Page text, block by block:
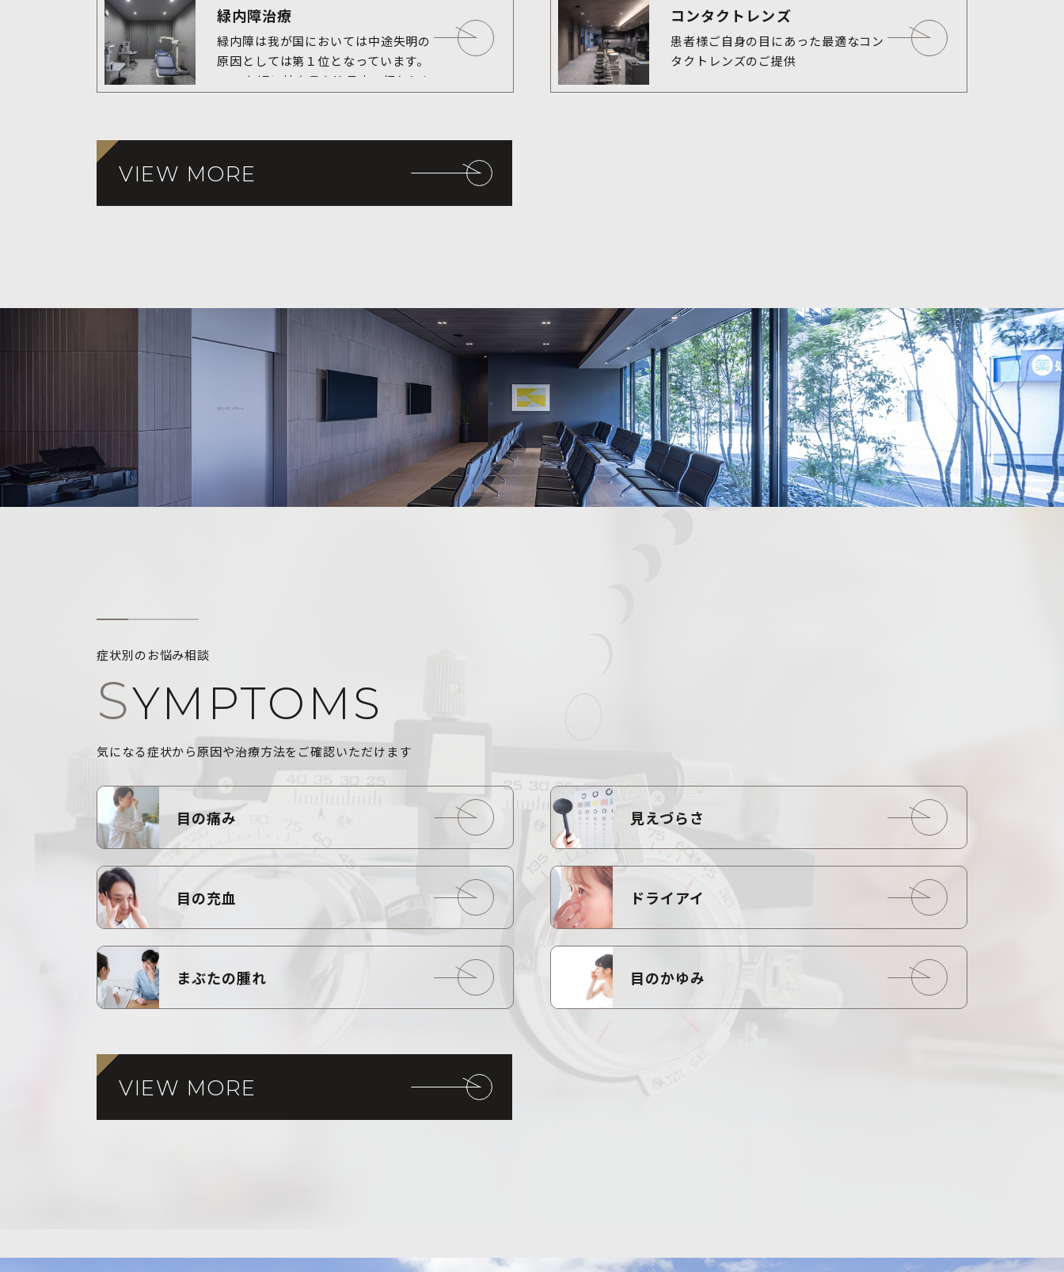
緑内障治療
緑内障は我が国においては中途失明の
原因としては第１位となっています。
2000年頃に岐阜県多治見市で行われた
した。つまり、40歳以上の成人では20
であることがわかります。
コンタクトレンズ
患者様ご自身の目にあった最適なコン
タクトレンズのご提供
VIEW MORE
症状別のお悩み相談
SYMPTOMS
気になる症状から原因や治療方法をご確認いただけます
目の痛み 見えづらさ
目の充血 ドライアイ
まぶたの腫れ 目のかゆみ
VIEW MORE